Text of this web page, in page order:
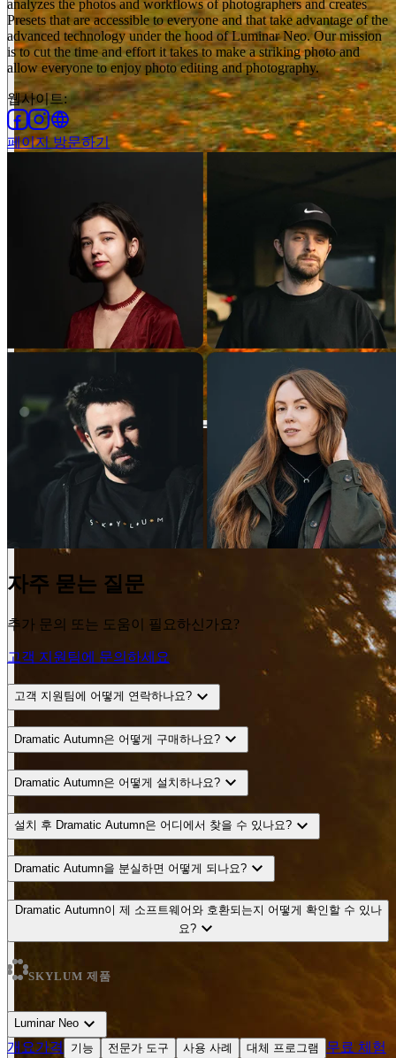
analyzes the photos and workflows of photographers and creates
Presets that are accessible to everyone and that take advantage of the
advanced technology under the hood of Luminar Neo. Our mission
is to cut the time and effort it takes to make a striking photo and
allow everyone to enjoy photo editing and photography.
웹사이트:
페이지 방문하기
자주 묻는 질문
추가 문의 또는 도움이 필요하신가요?
고객 지원팀에 문의하세요
고객 지원팀에 어떻게 연락하나요? expand_more
Dramatic Autumn은 어떻게 구매하나요? expand_more
Dramatic Autumn은 어떻게 설치하나요? expand_more
설치 후 Dramatic Autumn은 어디에서 찾을 수 있나요? expand_more
Dramatic Autumn을 분실하면 어떻게 되나요? expand_more
Dramatic Autumn이 제 소프트웨어와 호환되는지 어떻게 확인할 수 있나
요? expand_more
SKYLUM 제품
Luminar Neo expand_more
개요가격 기능 전문가 도구 사용 사례 대체 프로그램
무료 체험